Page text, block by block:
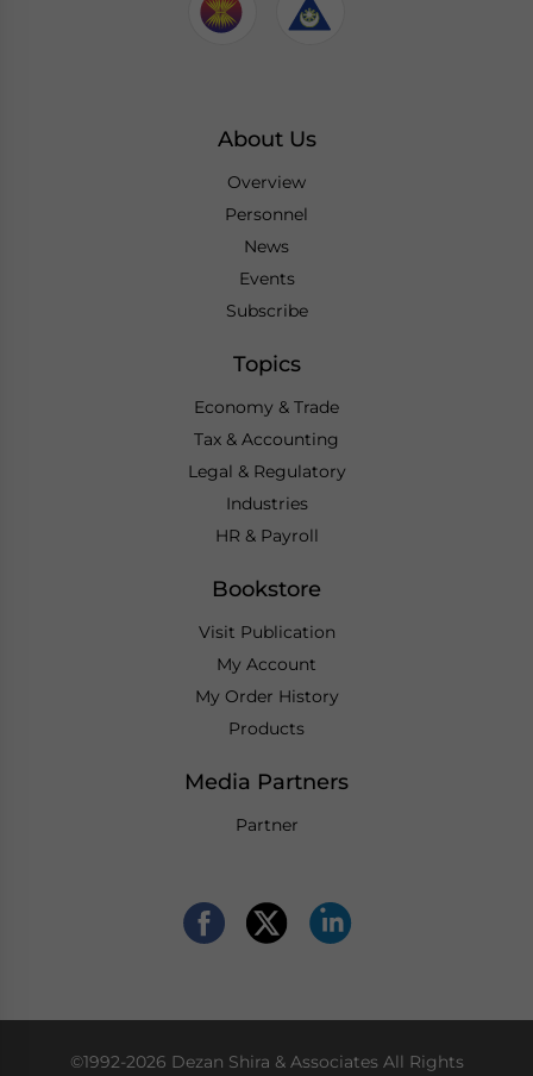
About Us
Overview
Personnel
News
Events
Subscribe
Topics
Economy & Trade
Tax & Accounting
Legal & Regulatory
Industries
HR & Payroll
Bookstore
Visit Publication
My Account
My Order History
Products
Media Partners
Partner
©1992-2026 Dezan Shira & Associates All Rights